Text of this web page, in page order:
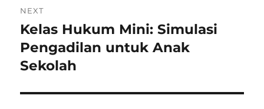
NEXT
Next
post:
Kelas Hukum Mini: Simulasi
Pengadilan untuk Anak
Sekolah